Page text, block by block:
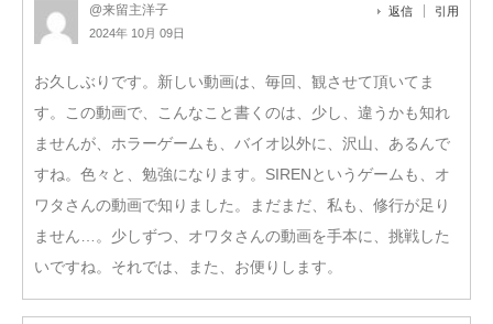
@来留主洋子
2024年 10月 09日
返信 引用
お久しぶりです。新しい動画は、毎回、観させて頂いてま
す。この動画で、こんなこと書くのは、少し、違うかも知れ
ませんが、ホラーゲームも、バイオ以外に、沢山、あるんで
すね。色々と、勉強になります。SIRENというゲームも、オ
ワタさんの動画で知りました。まだまだ、私も、修行が足り
ません…。少しずつ、オワタさんの動画を手本に、挑戦した
いですね。それでは、また、お便りします。